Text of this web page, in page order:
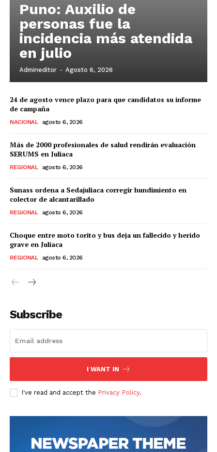
SUSCRIBETE
Nosotros
Puno: Auxilio de
personas fue la
incidencia más atendida
en julio
Admineditor - Agosto 6, 2026
24 de agosto vence plazo para que candidatos su informe
de campaña
NACIONAL agosto 6, 2026
Más de 2000 profesionales de salud rendirán evaluación
SERUMS en Juliaca
REGIONAL agosto 6, 2026
Sunass ordena a Sedajuliaca corregir hundimiento en
colector de alcantarillado
REGIONAL agosto 6, 2026
Choque entre moto torito y bus deja un fallecido y herido
grave en Juliaca
REGIONAL agosto 6, 2026
Subscribe
I WANT IN
I've read and accept the Privacy Policy.